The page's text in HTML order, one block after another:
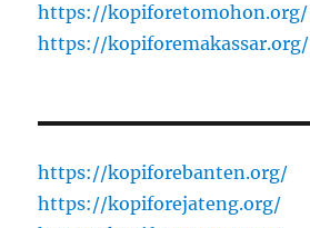
https://kopiforetomohon.org/
https://kopiforemakassar.org/
https://kopiforebanten.org/
https://kopiforejateng.org/